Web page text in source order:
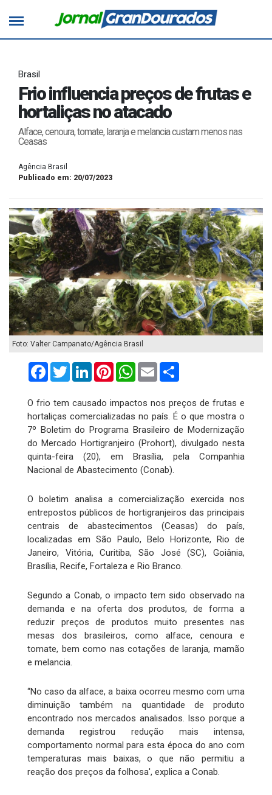
Brasil
Frio influencia preços de frutas e
hortaliças no atacado
Alface, cenoura, tomate, laranja e melancia custam menos nas
Ceasas
Agência Brasil
Publicado em: 20/07/2023
Foto: Valter Campanato/Agência Brasil
FacebookTwitterLinkedInPinterestWhatsApp
Email
O frio tem causado impactos nos preços de frutas e
hortaliças comercializadas no país. É o que mostra o
7º Boletim do Programa Brasileiro de Modernização
do Mercado Hortigranjeiro (Prohort), divulgado nesta
quinta-feira (20), em Brasília, pela Companhia
Nacional de Abastecimento (Conab).
O boletim analisa a comercialização exercida nos
entrepostos públicos de hortigranjeiros das principais
centrais de abastecimentos (Ceasas) do país,
localizadas em São Paulo, Belo Horizonte, Rio de
Janeiro, Vitória, Curitiba, São José (SC), Goiânia,
Brasília, Recife, Fortaleza e Rio Branco.
Segundo a Conab, o impacto tem sido observado na
demanda e na oferta dos produtos, de forma a
reduzir preços de produtos muito presentes nas
mesas dos brasileiros, como alface, cenoura e
tomate, bem como nas cotações de laranja, mamão
e melancia.
“No caso da alface, a baixa ocorreu mesmo com uma
diminuição também na quantidade de produto
encontrado nos mercados analisados. Isso porque a
demanda registrou redução mais intensa,
comportamento normal para esta época do ano com
temperaturas mais baixas, o que não permitiu a
reação dos preços da folhosa', explica a Conab.